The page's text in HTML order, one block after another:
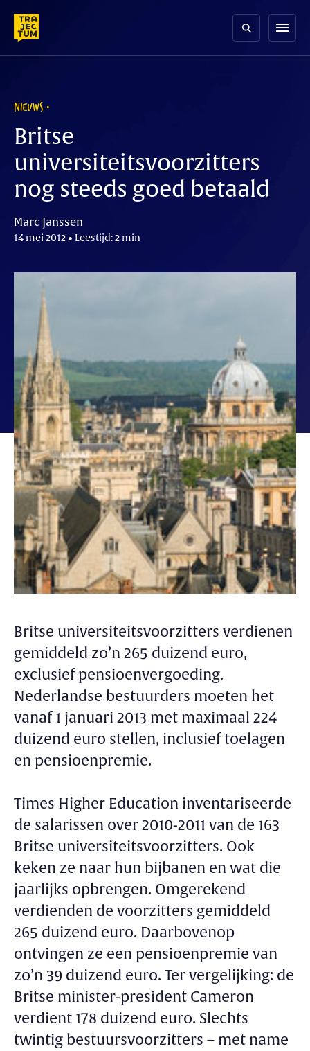
content
menu
NIEUWS
Britse
universiteitsvoorzitters
nog steeds goed betaald
Marc Janssen
14 mei 2012 • Leestijd: 2 min
Britse universiteitsvoorzitters verdienen
gemiddeld zo’n 265 duizend euro,
exclusief pensioenvergoeding.
Nederlandse bestuurders moeten het
vanaf 1 januari 2013 met maximaal 224
duizend euro stellen, inclusief toelagen
en pensioenpremie.
Times Higher Education inventariseerde
de salarissen over 2010-2011 van de 163
Britse universiteitsvoorzitters. Ook
keken ze naar hun bijbanen en wat die
jaarlijks opbrengen. Omgerekend
verdienden de voorzitters gemiddeld
265 duizend euro. Daarbovenop
ontvingen ze een pensioenpremie van
zo’n 39 duizend euro. Ter vergelijking: de
Britse minister-president Cameron
verdient 178 duizend euro. Slechts
twintig bestuursvoorzitters – met name